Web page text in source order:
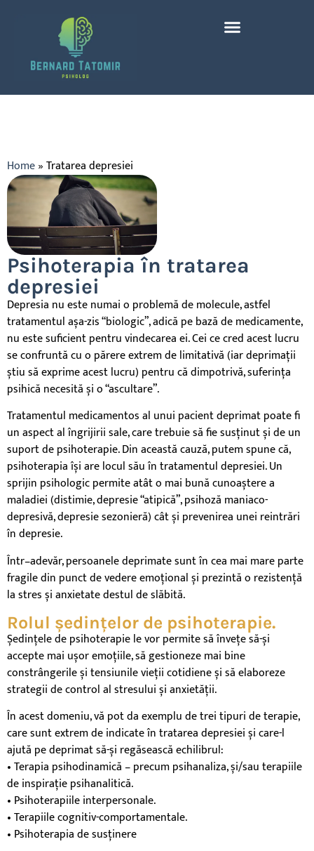
Home»Tratarea depresiei
Psihoterapia în tratarea
depresiei
Depresia nu este numai o problemăde molecule, astfel
tratamentulașa-zis “biologic”,adică pebazăde medicamente,
nu este suficient pentru vindecarea ei. Cei ce cred acest lucru
seconfruntăcu o părereextrem delimitativă(iardeprimații
știusăexprime acest lucru) pentrucădimpotrivă,suferința
psihică necesitășio “ascultare”.
Tratamentul medicamentosal unui pacient deprimat poate fi
un aspectalîngrijiriisale, care trebuiesăfiesusținutșide un
suport de psihoterapie. Dinaceastăcauză, putem spunecă,
psihoterapiaîșiare loculsăuîntratamentul depresiei. Un
sprijin psihologic permiteatâto mai bunăcunoașterea
maladiei (distimie, depresie “atipică”,psihoză maniaco-
depresivă, depresiesezonieră)câtși prevenirea unei reintrări
îndepresie.
Într–adevăr,persoanele deprimatesuntîncea mai mareparte
fragile din punct de vedereemoționalși prezintăo rezistență
lastresșianxietatedestuldeslăbită.
Rolul ședințelor de psihoterapie.
Ședințele de psihoterapie le vor permite să învețe să-și
accepte mai ușor emoțiile, să gestioneze mai bine
constrângerile și tensiunile vieții cotidiene și să elaboreze
strategii de control al stresului și anxietății.
În acest domeniu, vă pot da exemplu de trei tipuri de terapie,
care sunt extrem de indicate în tratarea depresiei și care-l
ajută pe deprimat să-și regăsească echilibrul:
• Terapia psihodinamică – precum psihanaliza, și/sau terapiile
de inspirație psihanalitică.
• Psihoterapiile interpersonale.
• Terapiile cognitiv-comportamentale.
• Psihoterapia de susținere